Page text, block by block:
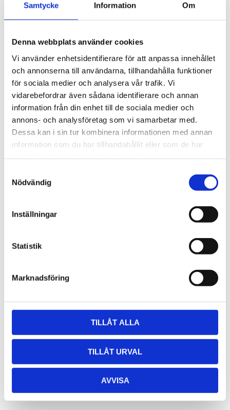
Samtycke Information Om
Denna webbplats använder cookies
Vi använder enhetsidentifierare för att anpassa innehållet
och annonserna till användarna, tillhandahålla funktioner
för sociala medier och analysera vår trafik. Vi
vidarebefordrar även sådana identifierare och annan
information från din enhet till de sociala medier och
annons- och analysföretag som vi samarbetar med.
Dessa kan i sin tur kombinera informationen med annan
information som du har tillhandahållit eller som de har
Nödvändig
Inställningar
Statistik
Marknadsföring
TILLÅT ALLA
TILLÅT URVAL
AVVISA
Med COB-tekniken ser du inga LED-punkter och har ett
homogent ljus.
Dioder: COB
Färgtemperatur(K): 6000K (Kallvit)
Spänningstyp: DC
Spänning (V): 12
IP-Klassning: IP20
Ljuspunkter per meter: 480
Färgåtergivning (CRI): >90
CE-Märkt: JA
Klistras direkt på underlaget eller i aluminiumprofil med 3M tejp
som finns på LED stripens baksida.
Till dessa finns bland annat profiler, drivdon och
Exempel på användningsområden är i kök, badrum, tvättstugor,
trappor, ned pendlat i profil etc.